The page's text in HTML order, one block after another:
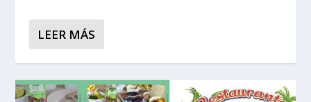
LEER MÁS